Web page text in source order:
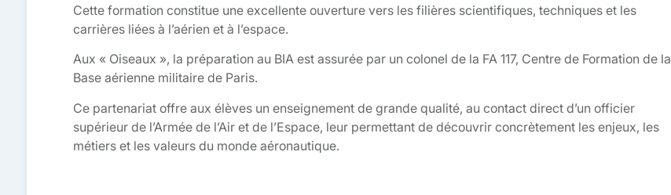
Cette formation constitue une excellente ouverture vers les filières scientifiques, techniques et les
carrières liées à l’aérien et à l’espace.
Aux « Oiseaux », la préparation au BIA est assurée par un colonel de la FA 117, Centre de Formation de la
Base aérienne militaire de Paris.
Ce partenariat offre aux élèves un enseignement de grande qualité, au contact direct d’un officier
supérieur de l’Armée de l’Air et de l’Espace, leur permettant de découvrir concrètement les enjeux, les
métiers et les valeurs du monde aéronautique.